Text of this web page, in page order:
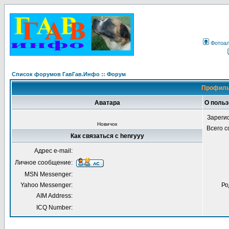
Список форумов ГавГав.Инфо :: Форум
Аватара О
Новичок
Всего
Как связаться с henryyy
Адрес e-mail:
Личное сообщение:
MSN Messenger:
Yahoo Messenger:
AIM Address:
ICQ Number: